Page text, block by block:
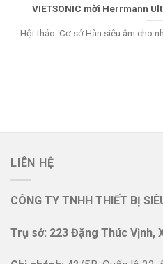
VIETSONIC mời Herrmann
Hội thảo: Cơ sở Hàn siêu âm cho
LIÊN HỆ
CÔNG TY TNHH THIẾT BỊ
Trụ sở: 223 Đặng Thúc Vịnh,